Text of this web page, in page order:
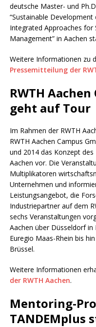
deutsche Master- und
“Sustainable
Integrated Approaches for
Management” in Aachen
Weitere Informationen zu
Pressemitteilung der
RWTH
geht auf Tour
Im Rahmen der RWTH
RWTH Aachen Campus
und 2014 das Konzept
Aachen vor. Die
Multiplikatoren
Unternehmen und
Leistungsangebot, die
Industriepartner auf dem
sechs Veranstaltungen
Aachen über Düsseldorf
Euregio Maas-Rhein bis
Brüssel.
Weitere Informationen
der RWTH Aachen.
Mentoring-
TANDEMplus